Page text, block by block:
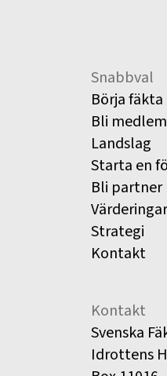
Snabbval
Börja fäkta
Bli medlem
Landslag
Starta en
Bli partner
Värderingar
Strategi
Kontakt
Kontakt
Svenska
Idrottens